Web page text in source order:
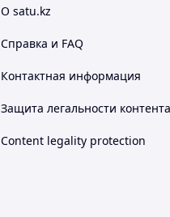
О satu.kz
Справка и FAQ
Контактная информация
Защита легальности контента
Content legality protection